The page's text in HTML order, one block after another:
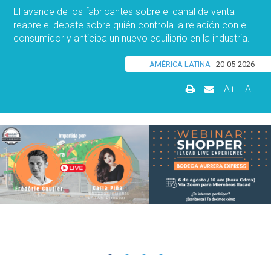
El avance de los fabricantes sobre el canal de venta
reabre el debate sobre quién controla la relación con el
consumidor y anticipa un nuevo equilibrio en la industria.
AMÉRICA LATINA 20-05-2026
A+ A-